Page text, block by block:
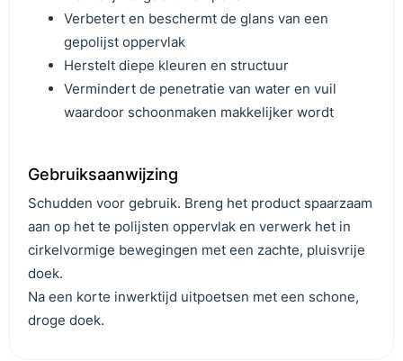
Verbetert en beschermt de glans van een
gepolijst oppervlak
Herstelt diepe kleuren en structuur
Vermindert de penetratie van water en vuil
waardoor schoonmaken makkelijker wordt
Gebruiksaanwijzing
Schudden voor gebruik. Breng het product spaarzaam
aan op het te polijsten oppervlak en verwerk het in
cirkelvormige bewegingen met een zachte, pluisvrije
doek.
Na een korte inwerktijd uitpoetsen met een schone,
droge doek.